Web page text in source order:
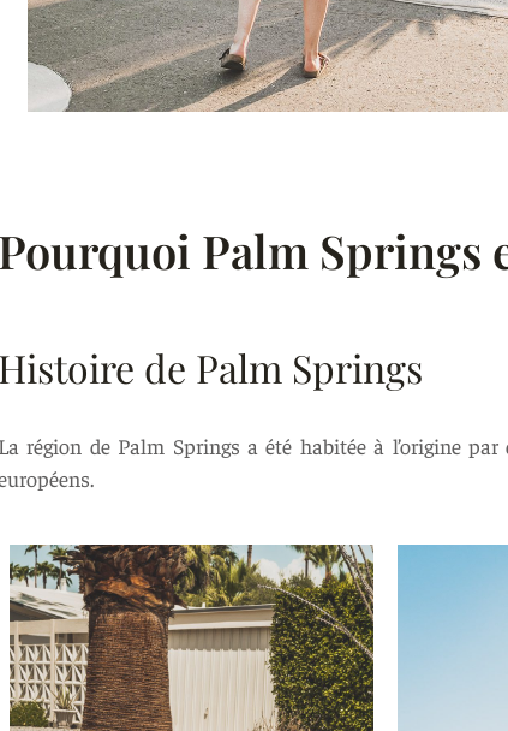
Pourquoi Palm Springs
Histoire de Palm Springs
La région de Palm Springs a été habitée à l’origine